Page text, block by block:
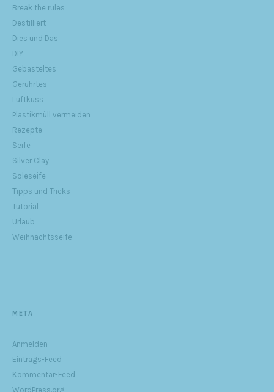
Break the rules
Destilliert
Dies und Das
DIY
Gebasteltes
Gerührtes
Luftkuss
Plastikmüll vermeiden
Rezepte
Seife
Silver Clay
Soleseife
Tipps und Tricks
Tutorial
Urlaub
Weihnachtsseife
META
Anmelden
Eintrags-Feed
Kommentar-Feed
WordPress.org